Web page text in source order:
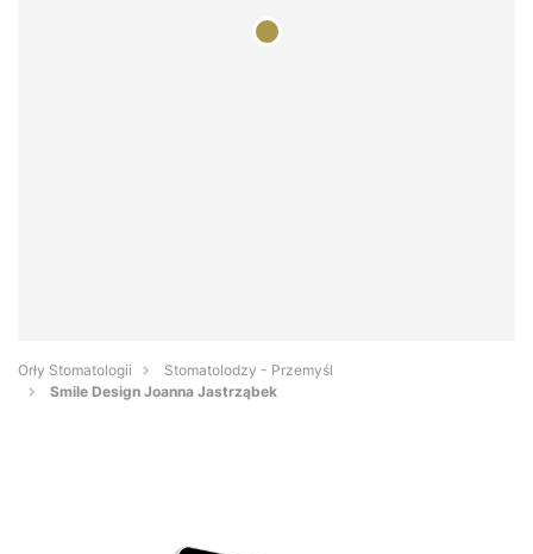
Orły Stomatologii
Stomatolodzy - Przemyśl
Smile Design Joanna Jastrząbek